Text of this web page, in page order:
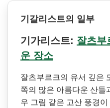
기갈리스트의 일부
기가리스트: 잘츠부
운 장소
잘츠부르크의 유서 깊은
쪽의 많은 아름다운 산들
우 그림 같은 고산 풍경